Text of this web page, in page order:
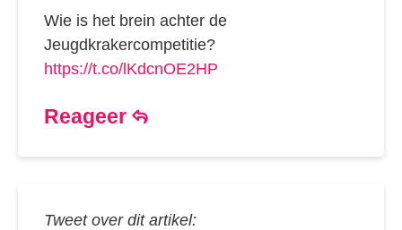
Wie is het brein achter de
Jeugdkrakercompetitie?
https://t.co/lKdcnOE2HP
Reageer
Tweet over dit artikel: